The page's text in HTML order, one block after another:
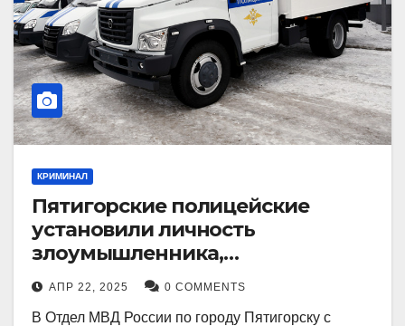
КРИМИНАЛ
Пятигорские полицейские
установили личность
злоумышленника,
причинившего телесные
повреждения местному жителю
АПР 22, 2025 0 COMMENTS
В Отдел МВД России по городу Пятигорску с